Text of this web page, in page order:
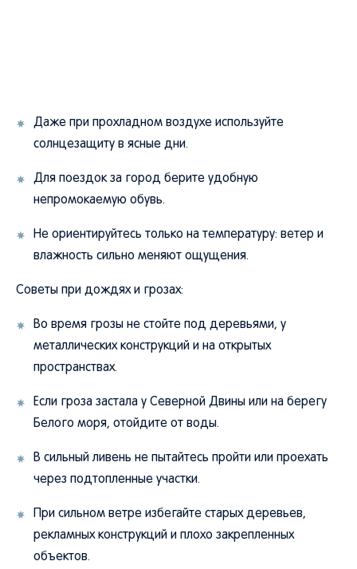
Даже при прохладном воздухе используйте
солнцезащиту в ясные дни.
Для поездок за город берите удобную
непромокаемую обувь.
Не ориентируйтесь только на температуру: ветер и
влажность сильно меняют ощущения.
Советы при дождях и грозах:
Во время грозы не стойте под деревьями, у
металлических конструкций и на открытых
пространствах.
Если гроза застала у Северной Двины или на берегу
Белого моря, отойдите от воды.
В сильный ливень не пытайтесь пройти или проехать
через подтопленные участки.
При сильном ветре избегайте старых деревьев,
рекламных конструкций и плохо закрепленных
объектов.